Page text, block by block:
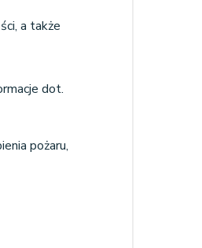
a także
dot.
pożaru,